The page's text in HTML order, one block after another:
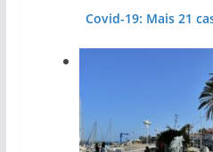
Covid-19: Mais 21